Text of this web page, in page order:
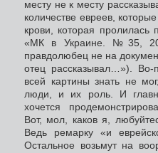
месту не к месту
количестве евреев,
крови, которая
«МК в Украине. №35,
правдолюбец не на
отец рассказывал…»). Во-
всей картины знать не
люди, и их роль. И
хочется
Вот, мол, каков я,
Ведь ремарку «и
Остальное возьмут на